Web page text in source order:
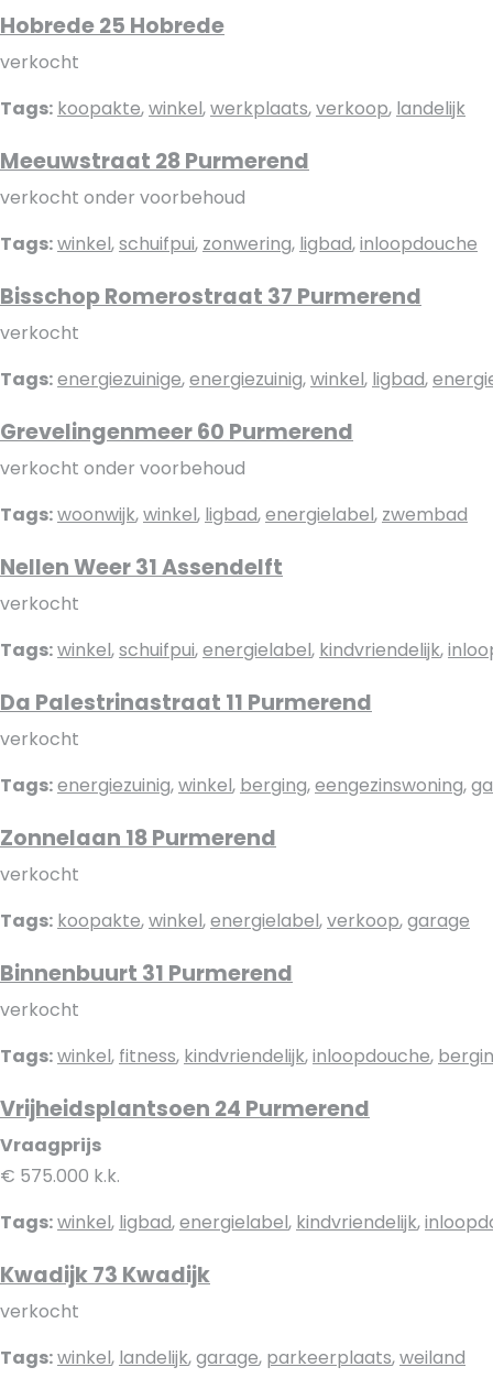
Hobrede 25 Hobrede
verkocht
Tags: koopakte,winkel,werkplaats,verkoop, landelijk
Meeuwstraat 28 Purmerend
verkocht onder voorbehoud
Tags:winkel,schuifpui, zonwering, ligbad,inloopdouche
Bisschop Romerostraat 37 Purmerend
verkocht
Tags:energiezuinige,energiezuinig,winkel, ligbad,
Grevelingenmeer 60 Purmerend
verkocht onder voorbehoud
Tags:woonwijk,winkel, ligbad,energielabel, zwembad
Nellen Weer 31 Assendelft
verkocht
Tags:winkel,schuifpui,energielabel, kindvriendelijk,
Da Palestrinastraat 11 Purmerend
verkocht
Tags:energiezuinig,winkel, berging,eengezinswoning,
Zonnelaan 18 Purmerend
verkocht
Tags: koopakte,winkel,energielabel,verkoop,garage
Binnenbuurt 31 Purmerend
verkocht
Tags:winkel, fitness, kindvriendelijk,inloopdouche,
Vrijheidsplantsoen 24 Purmerend
Vraagprijs
€ 575.000 k.k.
Tags:winkel, ligbad,energielabel, kindvriendelijk,
Kwadijk 73 Kwadijk
verkocht
Tags:winkel, landelijk,garage, parkeerplaats,weiland